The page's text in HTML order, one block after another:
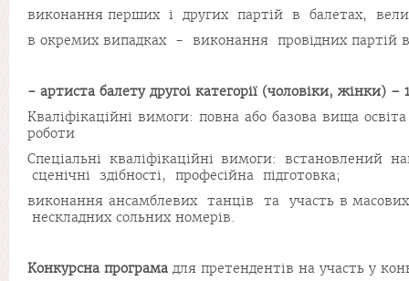
виконання перших і других партій в балетах,
в окремих випадках - виконання провідних партій
- артиста балету другоі категорії (чоловіки, жінки) –
Кваліфікаційні вимоги: повна або базова вища
роботи
Спеціальні кваліфікаційні вимоги: встановлений
сценічні здібності, професійна підготовка;
виконання ансамблевих танців та участь в
нескладних сольних номерів.
Конкурсна програма для претендентів на участь у